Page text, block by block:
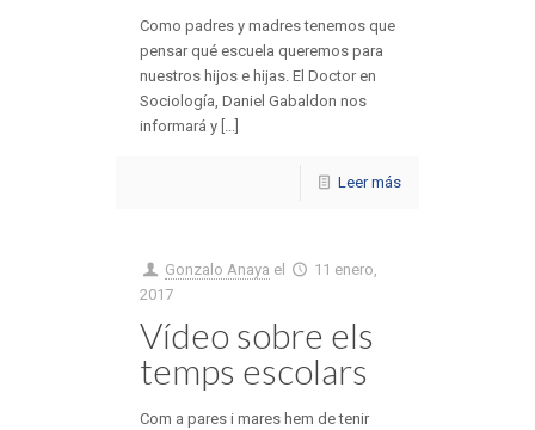
Como padres y madres tenemos que
pensar qué escuela queremos para
nuestros hijos e hijas. El Doctor en
Sociología, Daniel Gabaldon nos
informará y [...]
Leer más
Gonzalo Anaya el
11 enero,
2017
Vídeo sobre els
temps escolars
Com a pares i mares hem de tenir